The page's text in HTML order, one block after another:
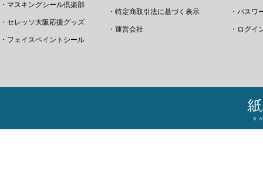
・マスキングシール倶楽部
・セレッソ大阪応援グッズ
・フェイスペイントシール
・特定商取引法に基づく表示
・運営会社
・パスワ
・ログイ